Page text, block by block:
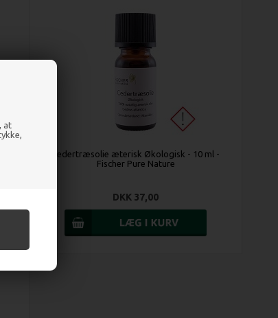
at
Cedertræsolie æterisk Økologisk - 10 ml -
Fischer Pure Nature
DKK 37,00